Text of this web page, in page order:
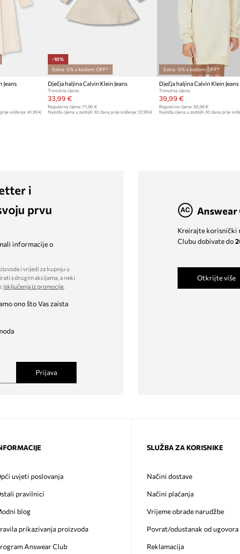
Jeans
sniženja:41,99 €
-10%
Extra -5% s kodom: OFF*
Dječja haljina Calvin Klein Jeans
Trenutna cijena:
33,99 €
Regularna cijena: 71,90 €
Najniža cijena u zadnjih 30 dana prije sniženja: 37,99 €
Extra -5% s kodom: OFF*
Dječja haljina Calvin Klein Jeans
Trenutna cijena:
39,99 €
Regularna cijena: 83,99 €
Najniža cijena u zadnjih 30 dana prije
i
prvu
informacije o
i vrijedi za kupnju u
s drugim akcijama, a neki
isključenja iz promocije
ono što Vas zaista
Prijava
Answear
Kreirajte korisnički
Clubu dobivate do
Otkrijte više
uvjeti poslovanja
pravilnici
blog
prikazivanja proizvoda
Answear Club
SLUŽBA ZA KORISNIKE
Načini dostave
Načini plaćanja
Vrijeme obrade narudžbe
Povrat/odustanak od ugovora
Reklamacija